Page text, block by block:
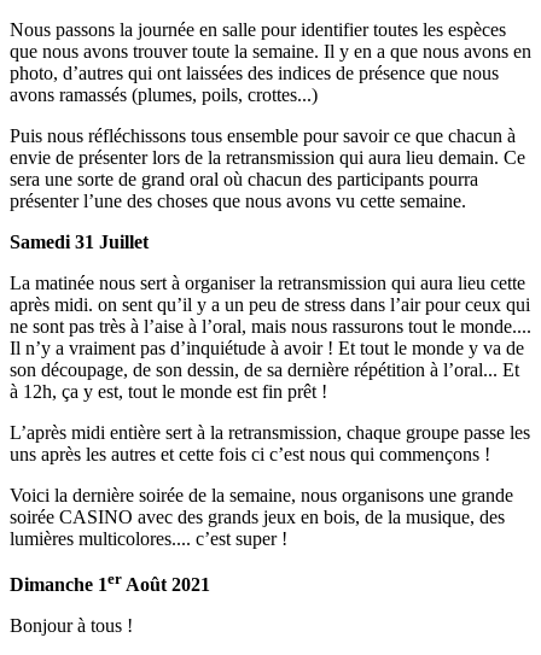
Nous passons la journée en salle pour identifier toutes les espèces
que nous avons trouver toute la semaine. Il y en a que nous avons en
photo, d’autres qui ont laissées des indices de présence que nous
avons ramassés (plumes, poils, crottes...)
Puis nous réfléchissons tous ensemble pour savoir ce que chacun à
envie de présenter lors de la retransmission qui aura lieu demain. Ce
sera une sorte de grand oral où chacun des participants pourra
présenter l’une des choses que nous avons vu cette semaine.
Samedi 31 Juillet
La matinée nous sert à organiser la retransmission qui aura lieu cette
après midi. on sent qu’il y a un peu de stress dans l’air pour ceux qui
ne sont pas très à l’aise à l’oral, mais nous rassurons tout le monde....
Il n’y a vraiment pas d’inquiétude à avoir ! Et tout le monde y va de
son découpage, de son dessin, de sa dernière répétition à l’oral... Et
à 12h, ça y est, tout le monde est fin prêt !
L’après midi entière sert à la retransmission, chaque groupe passe les
uns après les autres et cette fois ci c’est nous qui commençons !
Voici la dernière soirée de la semaine, nous organisons une grande
soirée CASINO avec des grands jeux en bois, de la musique, des
lumières multicolores.... c’est super !
Dimanche 1er Août 2021
Bonjour à tous !